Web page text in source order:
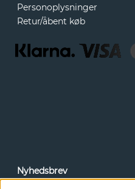
Personoplysninger
Retur/åbent køb
Nyhedsbrev